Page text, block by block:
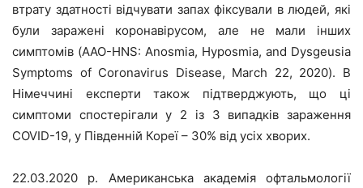
втрату здатності відчувати запах фіксували в людей, які
були заражені коронавірусом, але не мали інших
симптомів (AAO-HNS: Anosmia, Hyposmia, and Dysgeusia
Symptoms of Coronavirus Disease, March 22, 2020). В
Німеччині експерти також підтверджують, що ці
симптоми спостерігали у 2 із 3 випадків зараження
COVID-19, у Південній Кореї – 30% від усіх хворих.
22.03.2020 р. Американська академія офтальмології